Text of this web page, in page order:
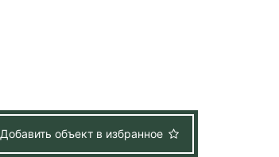
Добавить объект в избранное